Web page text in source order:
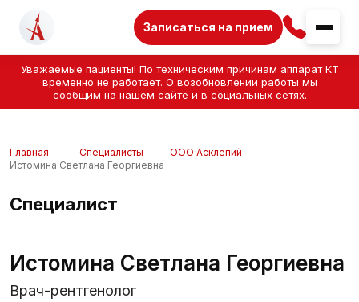
Уважаемые пациенты! По техническим причинам аппарат КТ
временно не работает. О возобновлении работы мы
сообщим на нашем сайте и в социальных сетях.
Записаться на прием
Главная Специалисты
ООО Асклепий
Истомина Светлана Георгиевна
Специалист
Истомина Светлана Георгиевна
Врач-рентгенолог